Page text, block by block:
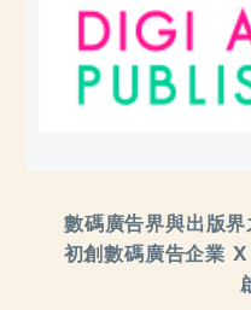
數碼廣告界與出版
初創數碼廣告企業